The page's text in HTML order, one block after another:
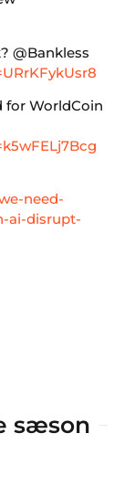
@Bankless
for WorldCoin
need-
ai-disrupt-
sæson